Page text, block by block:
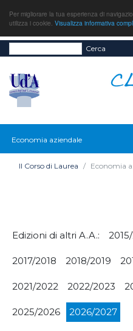
Per migliorare la tua esperienza di
utilizza i cookie. Visualizza informativa
Cerca
Economia aziendale
Il Corso di Laurea Economia
Edizioni di altri A.A.:
2017/2018 2018/2019
2021/2022 2022/2023
2025/2026 2026/2027